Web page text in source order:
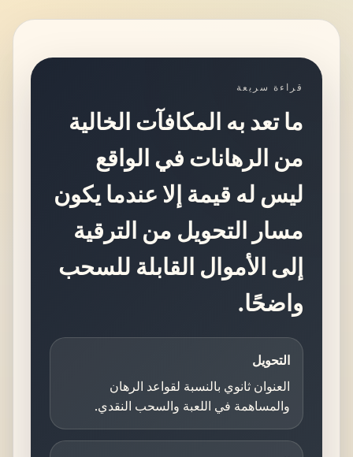
قراءة سريعة
ما تعد به المكافآت الخالية
من الرهانات في الواقع
ليس له قيمة إلا عندما يكون
مسار التحويل من الترقية
إلى الأموال القابلة للسحب
واضحًا.
التحويل
العنوان ثانوي بالنسبة لقواعد الرهان
والمساهمة في اللعبة والسحب النقدي.